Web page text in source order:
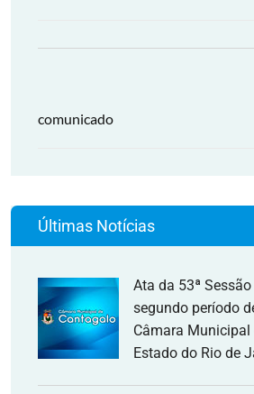
comunicado
Últimas Notícias
Ata da 53ª
segundo período
Câmara Municipal
Estado do Rio de